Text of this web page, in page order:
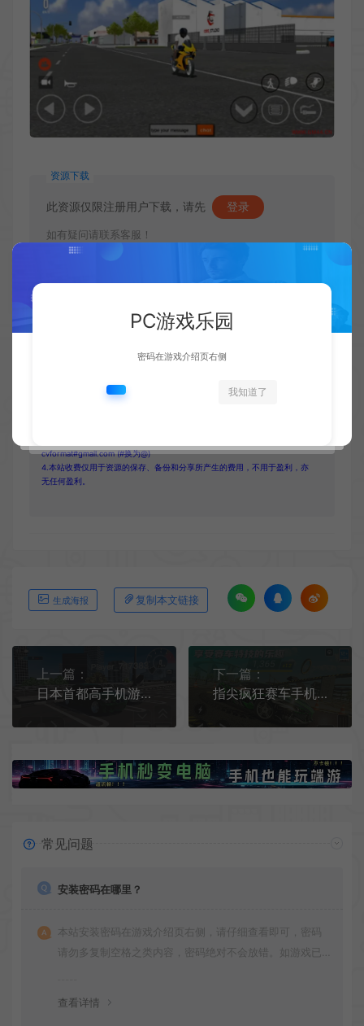
资源下载
此资源仅限注册用户下载，请先 登录
如有疑问请联系客服！
收藏 (0) 点赞 (
1.网站内所有文件均为网络共享资源，本站仅做打包整理。仅用于学习交
cvformat#gmail.com (#换为@)
4.本站收费仅用于资源的保存、备份和分享所产生的费用，不用于盈利，亦
无任何盈利。
生成海报 复制本文链接
上一篇：
日本首都高手机游戏[Android][v0.2.5]
下一篇：
指尖疯狂赛车手机游戏[Android][v1.0.0]
常见问题
安装密码在哪里？
本站安装密码在游戏介绍页右侧，请仔细查看即可，密码
请勿多复制空格之类内容，密码绝对不会放错。如游戏已
查看详情
PC游戏乐园
密码在游戏介绍页右侧
我知道了